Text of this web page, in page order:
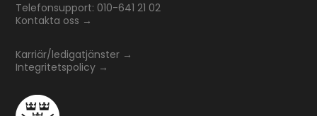
Telefonsupport: 010-641 21 02
Kontakta oss →
Karriär/ledigatjänster →
Integritetspolicy →